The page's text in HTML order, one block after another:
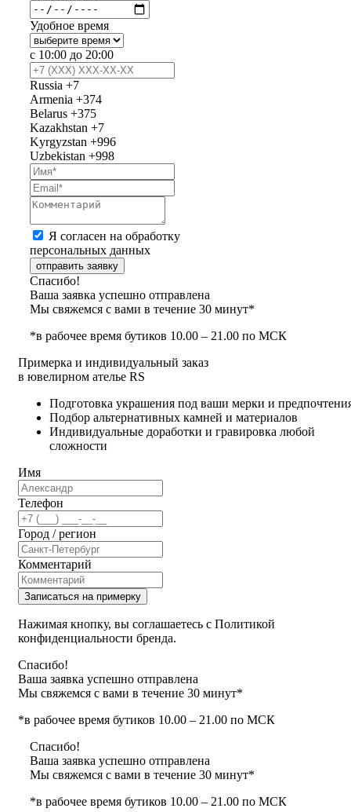
Удобное время
с 10:00 до 20:00
Russia +7
Armenia +374
Belarus +375
Kazakhstan +7
Kyrgyzstan +996
Uzbekistan +998
Я согласен на обработку
персональных данных
отправить заявку
Спасибо!
Ваша заявка успешно отправлена
Мы свяжемся с вами в течение 30 минут*
*в рабочее время бутиков 10.00 – 21.00 по МСК
Примерка и индивидуальный заказ
в ювелирном ателье RS
Подготовка украшения под ваши мерки и
Подбор альтернативных камней и материалов
Индивидуальные доработки и гравировка любой
сложности
Имя
Телефон
Город / регион
Комментарий
Записаться на примерку
Нажимая кнопку, вы соглашаетесь с Политикой
конфиденциальности бренда.
Спасибо!
Ваша заявка успешно отправлена
Мы свяжемся с вами в течение 30 минут*
*в рабочее время бутиков 10.00 – 21.00 по МСК
Спасибо!
Ваша заявка успешно отправлена
Мы свяжемся с вами в течение 30 минут*
*в рабочее время бутиков 10.00 – 21.00 по МСК